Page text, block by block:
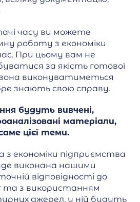
часу ви можете
роботу з економіки
При цьому вам не
за якість готової
вона виконуватиметься
знають свою справу.
будуть вивчені,
матеріали,
цієї теми.
економіки підприємства
виконана нашими
відповідності до
та з використанням
джерел, у ній будуть